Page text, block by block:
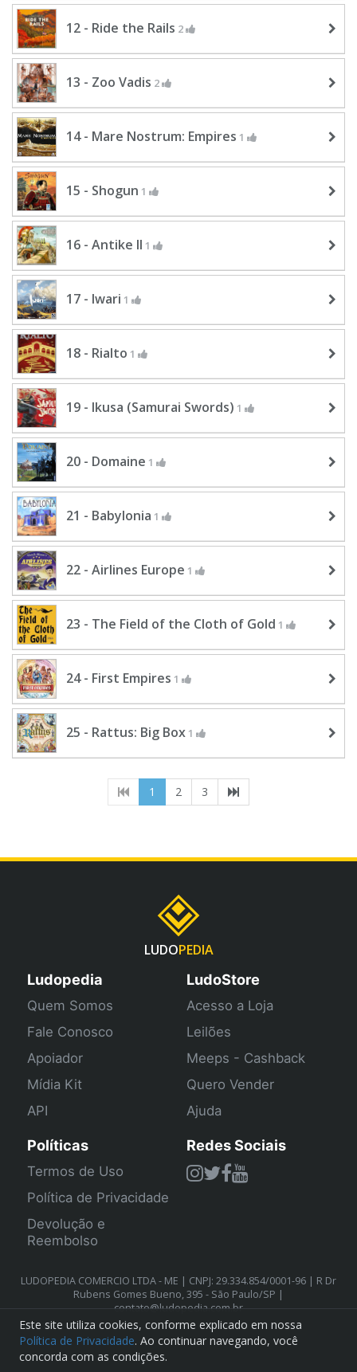
12 - Ride the Rails 2
13 - Zoo Vadis 2
14 - Mare Nostrum: Empires 1
15 - Shogun 1
16 - Antike II 1
17 - Iwari 1
18 - Rialto 1
19 - Ikusa (Samurai Swords) 1
20 - Domaine 1
21 - Babylonia 1
22 - Airlines Europe 1
23 - The Field of the Cloth of Gold 1
24 - First Empires 1
25 - Rattus: Big Box 1
1 (current)
2 3
LUDOPEDIA
Ludopedia
Quem Somos
Fale Conosco
Apoiador
Mídia Kit
API
LudoStore
Acesso a Loja
Leilões
Meeps - Cashback
Quero Vender
Ajuda
Políticas
Termos de Uso
Política de Privacidade
Devolução e
Reembolso
Redes Sociais
LUDOPEDIA COMERCIO LTDA - ME | CNPJ: 29.334.854/0001-96 | R Dr
Rubens Gomes Bueno, 395 - São Paulo/SP |
contato@ludopedia.com.br
Este site utiliza cookies, conforme explicado em nossa
Política de Privacidade. Ao continuar navegando, você
concorda com as condições.